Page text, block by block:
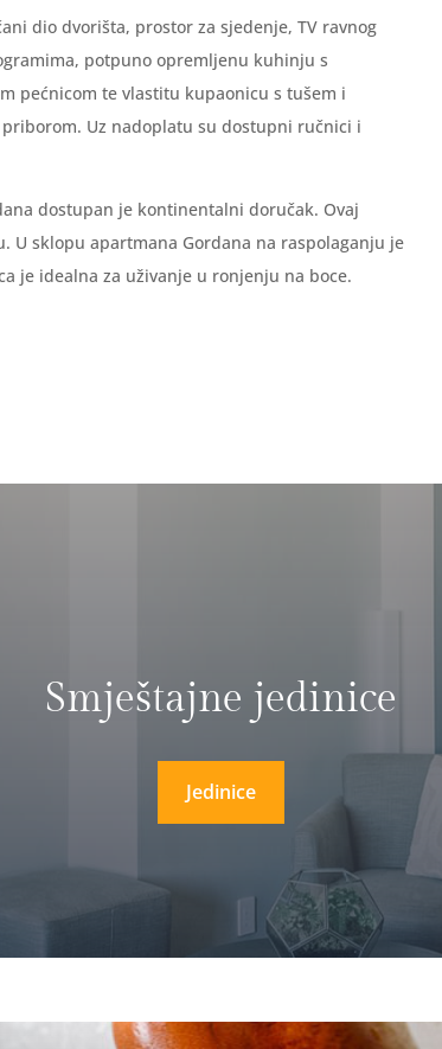
dio dvorišta, prostor za sjedenje, TV ravnog
potpuno opremljenu kuhinju s
pećnicom te vlastitu kupaonicu s tušem i
Uz nadoplatu su dostupni ručnici i
dostupan je kontinentalni doručak. Ovaj
U sklopu apartmana Gordana na raspolaganju je
je idealna za uživanje u ronjenju na boce.
Smještajne jedinice
Jedinice